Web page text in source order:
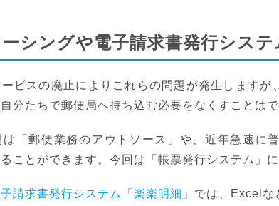
シングや電子請求書発行システ
ビスの廃止によりこれらの問題が発生しますが
分たちで郵便局へ持ち込む必要をなくすことは
「郵便業務のアウトソース」や、近年急速に
ことができます。今回は「帳票発行システム」
請求書発行システム「楽楽明細」 では、Excelな